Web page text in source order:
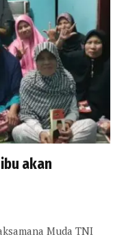
akan
Muda TNI